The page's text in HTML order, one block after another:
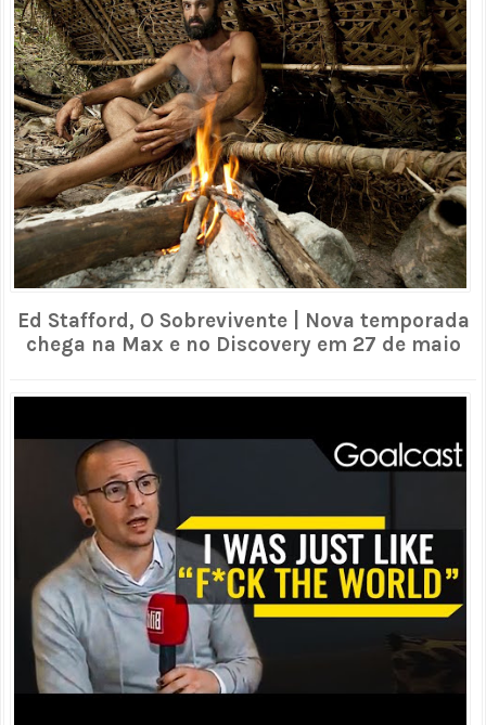
Ed Stafford, O Sobrevivente | Nova temporada
chega na Max e no Discovery em 27 de maio